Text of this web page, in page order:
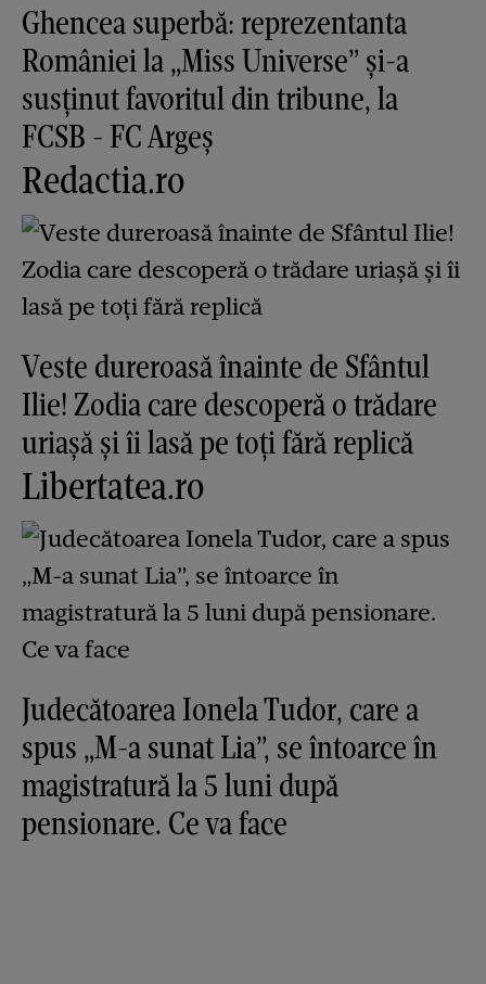
Ghencea superbă: reprezentanta
României la „Miss Universe” și-a
susținut favoritul din tribune, la
FCSB - FC Argeș
Redactia.ro
Veste dureroasă înainte de Sfântul
Ilie! Zodia care descoperă o trădare
uriașă și îi lasă pe toți fără replică
Libertatea.ro
Judecătoarea Ionela Tudor, care a
spus „M-a sunat Lia”, se întoarce în
magistratură la 5 luni după
pensionare. Ce va face